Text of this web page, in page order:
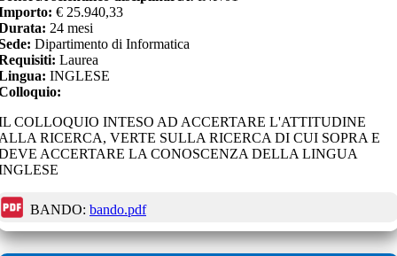
€ 25.940,33
24 mesi
Dipartimento di Informatica
Laurea
INGLESE
COLLOQUIO INTESO AD ACCERTARE L'ATTITUDINE
RICERCA, VERTE SULLA RICERCA DI CUI SOPRA E
ACCERTARE LA CONOSCENZA DELLA LINGUA
BANDO: bando.pdf